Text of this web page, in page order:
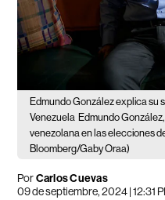
Edmundo González explica su
Venezuela Edmundo
venezolana en las elecciones
Bloomberg/Gaby Oraa)
PorCarlos Cuevas
09 de septiembre, 2024 | 12:31